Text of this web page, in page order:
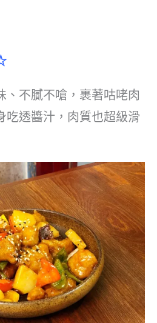
、不膩不嗆，裹著咕咾肉
吃透醬汁，肉質也超級滑